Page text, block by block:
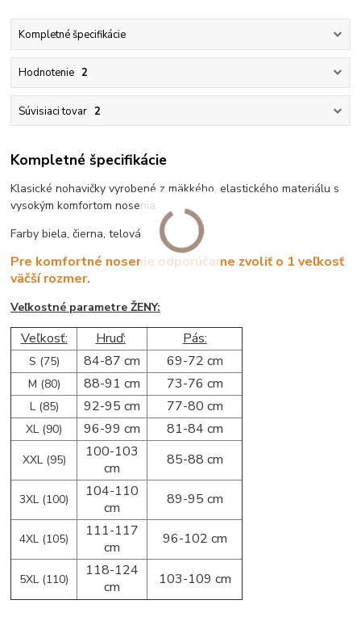
Kompletné špecifikácie
Hodnotenie 2
Súvisiaci tovar 2
Kompletné špecifikácie
Klasické nohavičky vyrobené z mäkkého, elastického materiálu s
vysokým komfortom nosenia.
Farby biela, čierna, telová.
Pre komfortné nosenie odporúčame zvoliť o 1 veľkosť
väčší rozmer.
Veľkostné parametre ŽENY:
Veľkosť: Hruď: Pás:
S (75) 84-87 cm 69-72 cm
M (80) 88-91 cm 73-76 cm
L (85) 92-95 cm 77-80 cm
XL (90) 96-99 cm 81-84 cm
XXL (95)
100-103
cm
85-88 cm
3XL (100)
104-110
cm
89-95 cm
4XL (105)
111-117
cm
96-102 cm
5XL (110)
118-124
cm
103-109 cm